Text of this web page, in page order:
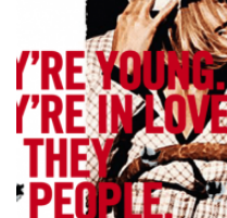
ค้นหา
SHARE